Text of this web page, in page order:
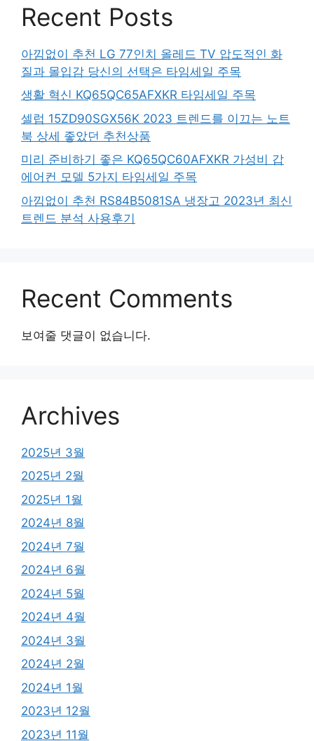
Recent Posts
아낌없이 추천 LG 77인치 올레드 TV 압도적인 화
질과 몰입감 당신의 선택은 타임세일 주목
생활 혁신 KQ65QC65AFXKR 타임세일 주목
셀럽 15ZD90SGX56K 2023 트렌드를 이끄는 노트
북 상세 좋았던 추천상품
미리 준비하기 좋은 KQ65QC60AFXKR 가성비 갑
에어컨 모델 5가지 타임세일 주목
아낌없이 추천 RS84B5081SA 냉장고 2023년 최신
트렌드 분석 사용후기
Recent Comments
보여줄 댓글이 없습니다.
Archives
2025년 3월
2025년 2월
2025년 1월
2024년 8월
2024년 7월
2024년 6월
2024년 5월
2024년 4월
2024년 3월
2024년 2월
2024년 1월
2023년 12월
2023년 11월